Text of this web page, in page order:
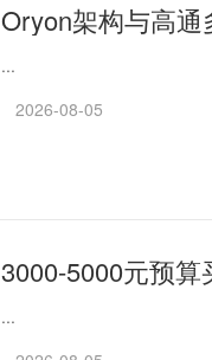
Oryon架构与高通
...
2026-08-05
3000-5000元预
...